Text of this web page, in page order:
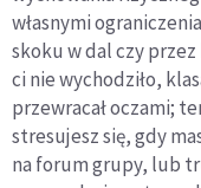
własnymi
skoku w dal czy przez
ci nie wychodziło,
przewracał oczami;
stresujesz się, gdy
na forum grupy, lub